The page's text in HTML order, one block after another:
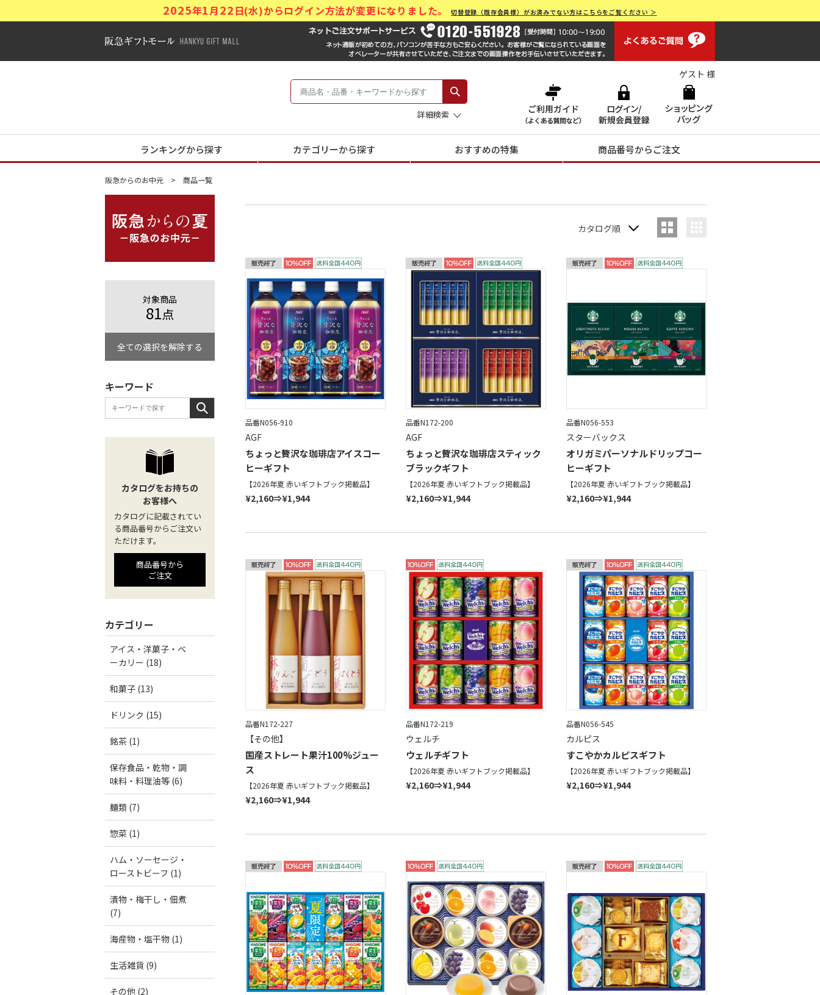
2025年1月22日(水)からログイン方法が変更になりました。切替登録（既存会員様）がお済みでない方はこちらをご覧ください ＞
阪急ギフトモール Hankyu Gift Mall
画面操作で困ったらお電話でサポート 0120-551928 [
阪急からの夏 -阪急のお中元-
詳細検索
ゲスト 様
ランキングから探す カテゴリーから探す おすすめの特集 商品番号からご注文
阪急からのお中元 商品一覧
カタログ順
品番N056-910
AGF
ちょっと贅沢な珈琲店アイスコー
ヒーギフト
【2026年夏 赤いギフトブック掲載品】
¥2,160⇒¥1,944
品番N172-200
AGF
ちょっと贅沢な珈琲店スティック
ブラックギフト
【2026年夏 赤いギフトブック掲載品】
¥2,160⇒¥1,944
品番N056-553
スターバックス
オリガミパーソナルドリップコー
ヒーギフト
【2026年夏 赤いギフトブック掲載品】
¥2,160⇒¥1,944
品番N172-227
【その他】
国産ストレート果汁100%ジュー
ス
【2026年夏 赤いギフトブック掲載品】
¥2,160⇒¥1,944
品番N172-219
ウェルチ
ウェルチギフト
【2026年夏 赤いギフトブック掲載品】
¥2,160⇒¥1,944
品番N056-545
カルピス
すこやかカルピスギフト
【2026年夏 赤いギフトブック掲載品】
¥2,160⇒¥1,944
対象商品
81点
全ての選択を解除する
キーワード
カタログをお持ちの
お客様へ
カタログに記載されてい
る商品番号からご注文い
ただけます。
商品番号から
ご注文
カテゴリー
アイス・洋菓子・ベ
ーカリー (18)
和菓子 (13)
ドリンク (15)
銘茶 (1)
保存食品・乾物・調
味料・料理油等 (6)
麺類 (7)
惣菜 (1)
ハム・ソーセージ・
ローストビーフ (1)
漬物・梅干し・佃煮
(7)
海産物・塩干物 (1)
生活雑貨 (9)
その他 (2)